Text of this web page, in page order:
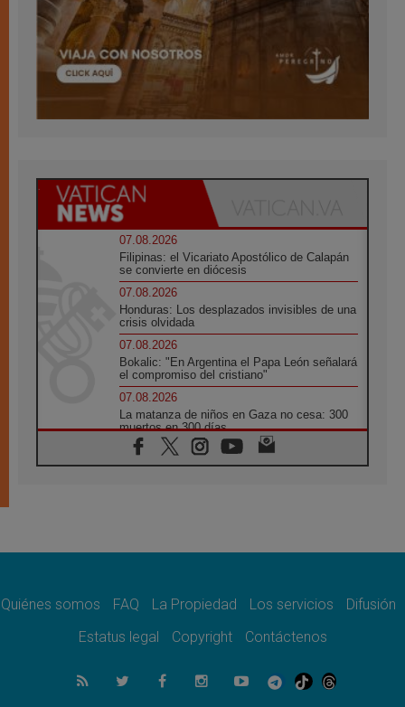
07.08.2026
Filipinas: el Vicariato Apostólico de Calapán
se convierte en diócesis
07.08.2026
Honduras: Los desplazados invisibles de una
crisis olvidada
07.08.2026
Bokalic: "En Argentina el Papa León señalará
el compromiso del cristiano"
07.08.2026
La matanza de niños en Gaza no cesa: 300
muertos en 300 días
07.08.2026
Tagle: La guerra desfigura el mundo, solo la
como misión al servicio del Evangelio
SIGNIS 2026, dar voz a las religiosas en el
07.08.2026
Lanzan un proyecto de empoderamiento
Quiénes somos FAQ La Propiedad Los servicios
Difusión
Estatus legal
Copyright Contáctenos